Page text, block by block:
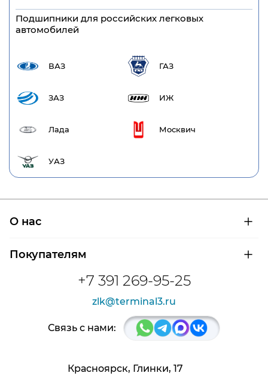
Подшипники для российских легковых
автомобилей
ВАЗ ГАЗ
ЗАЗ ИЖ
Лада Москвич
УАЗ
+7 391 269-95-25
zlk@terminal3.ru
О нас
Сертификаты на продукцию
Покупателям
Доставка и оплата
Расшифровка маркировки подшипников
Связь с нами:
Красноярск, Глинки, 17